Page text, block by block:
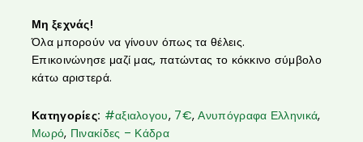
Μη ξεχνάς!
Όλα μπορούν να γίνουν όπως τα θέλεις.
Επικοινώνησε μαζί μας, πατώντας το κόκκινο σύμβολο
κάτω αριστερά.
Κατηγορίες: #αξιαλογου, 7€,Ανυπόγραφα Ελληνικά,
Μωρό, Πινακίδες – Κάδρα